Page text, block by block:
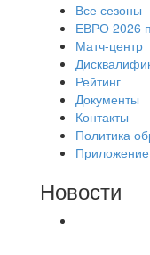
Все сезоны
ЕВРО 2026
Матч-центр
Рейтинг
Документы
Контакты
Политика
Новости